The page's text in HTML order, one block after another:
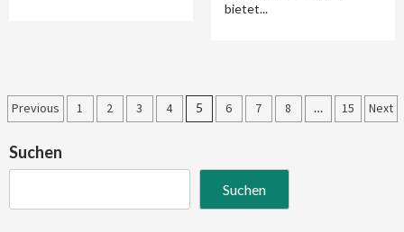
bietet...
Seitennummerierung
der
Beiträge
Previous 1 2 3 4 5 6 7 8 … 15 Next
Suchen
Suchen